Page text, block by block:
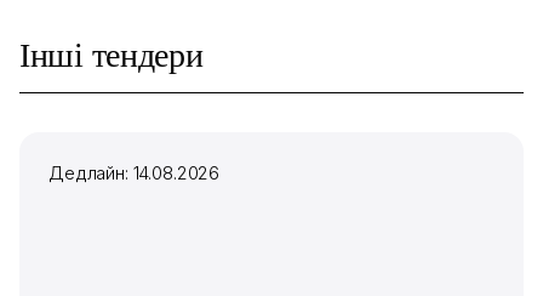
Інші тендери
Дедлайн: 14.08.2026